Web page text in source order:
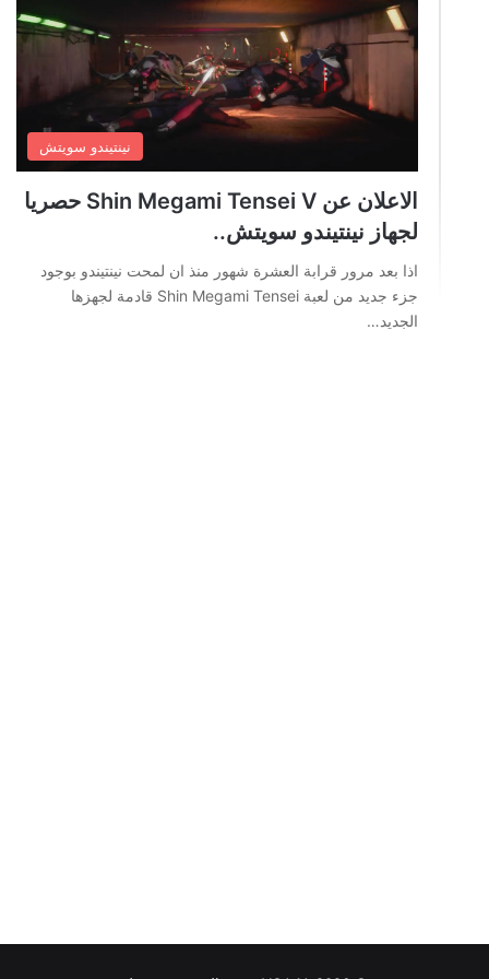
نينتيندو سويتش
الاعلان عن Shin Megami Tensei V حصريا
لجهاز نينتيندو سويتش..
اذا بعد مرور قرابة العشرة شهور منذ ان لمحت نينتيندو بوجود
جزء جديد من لعبة Shin Megami Tensei قادمة لجهزها
الجديد…